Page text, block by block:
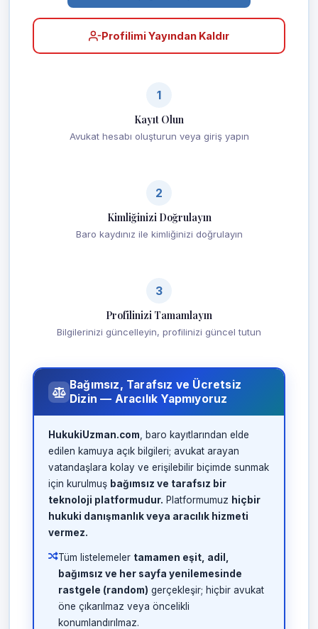
Profilimi Yayından Kaldır
1
Kayıt Olun
Avukat hesabı oluşturun veya giriş yapın
2
Kimliğinizi Doğrulayın
Baro kaydınız ile kimliğinizi doğrulayın
3
Profilinizi Tamamlayın
Bilgilerinizi güncelleyin, profilinizi güncel tutun
Bağımsız, Tarafsız ve Ücretsiz
Dizin — Aracılık Yapmıyoruz
HukukiUzman.com , baro kayıtlarından elde
edilen kamuya açık bilgileri; avukat arayan
vatandaşlara kolay ve erişilebilir biçimde sunmak
için kurulmuş bağımsız ve tarafsız bir
teknoloji platformudur. Platformumuz hiçbir
hukuki danışmanlık veya aracılık hizmeti
vermez.
Tüm listelemeler tamamen eşit, adil,
bağımsız ve her sayfa yenilemesinde
rastgele (random) gerçekleşir; hiçbir avukat
öne çıkarılmaz veya öncelikli
konumlandırılmaz.